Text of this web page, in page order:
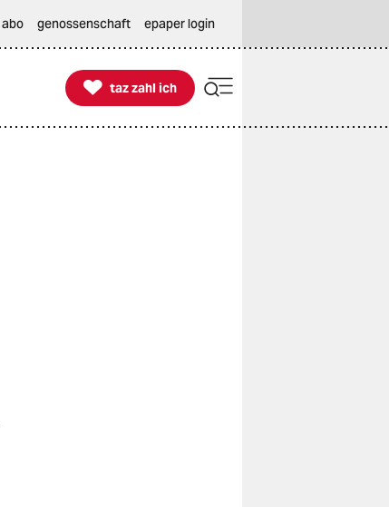
abo genossenschaft epaper login

taz zahl ich
taz zahl ich